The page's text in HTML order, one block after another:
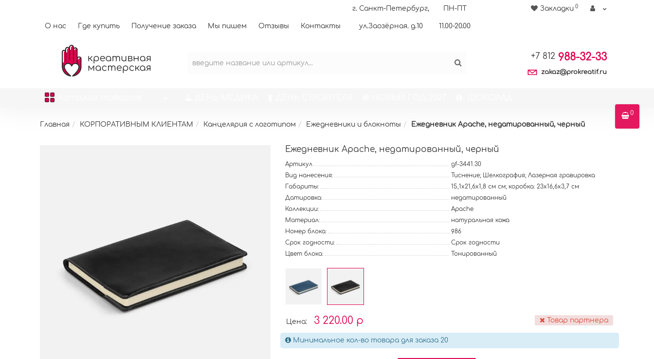
О нас Где купить Получение заказа Мы пишем Отзывы Контакты
г. Санкт-Петербург,
ул.Заозёрная. д.10
ПН-ПТ
11.00-20.00
Закладки 0
+7 812 988-32-33
zakaz@prokreatif.ru
0
Главная КОРПОРАТИВНЫМ КЛИЕНТАМ Канцелярия с логотипом Ежедневники и блокноты Ежедневник Apache, недатированный, черный
Ежедневник Apache, недатированный, черный
Артикул
gf-3441.30
Вид нанесения:
Тиснение; Шелкография; Лазерная гравировка
Габариты:
15,1х21,6х1,8 см см; коробка: 23х16,6х3,7 см
Датировка:
недатированный
Коллекции:
Apache
Материал:
натуральная кожа
Номер блока:
986
Срок годности:
Срок годности
Цвет блока:
Тонированный
Цена: 3 220.00 р Товар партнера
Минимальное кол-во товара для заказа 20